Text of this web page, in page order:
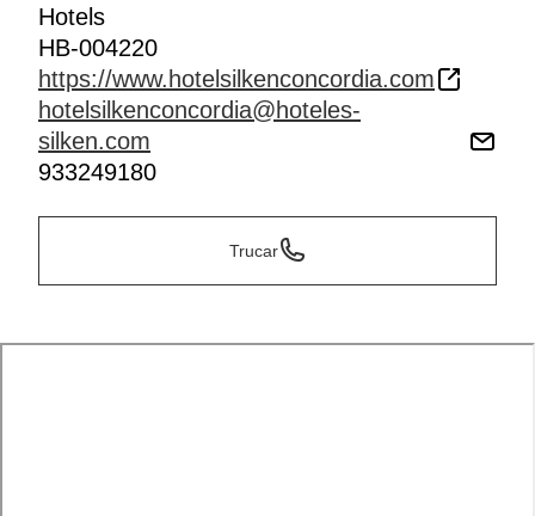
Hotels
HB-004220
https://www.hotelsilkenconcordia.com
hotelsilkenconcordia@hoteles-
silken.com
933249180
Trucar